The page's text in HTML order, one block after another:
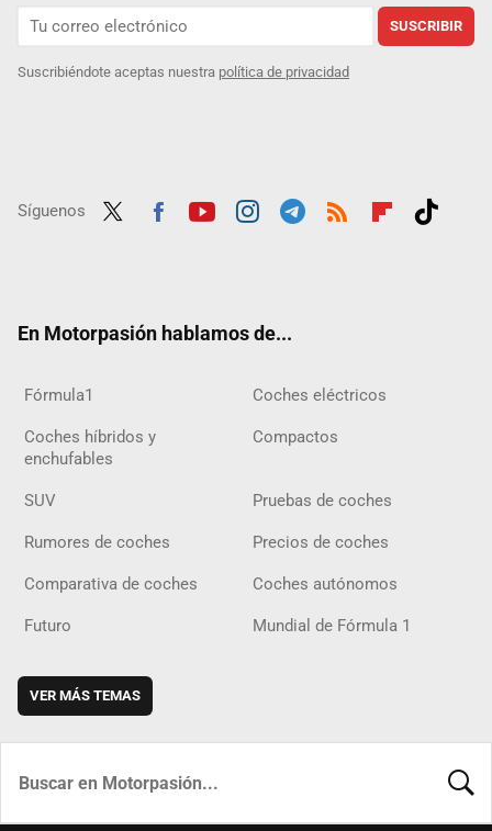
SUSCRIBIR
Suscribiéndote aceptas nuestra política de privacidad
Síguenos
En Motorpasión hablamos de...
Fórmula1 Coches eléctricos
Coches híbridos y
enchufables
Compactos
SUV Pruebas de coches
Rumores de coches Precios de coches
Comparativa de coches Coches autónomos
Futuro Mundial de Fórmula 1
VER MÁS TEMAS